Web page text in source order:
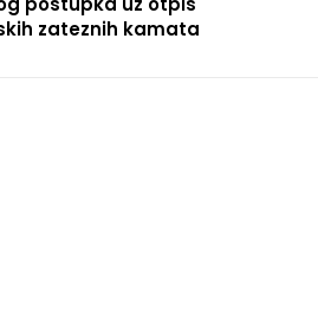
zateznih kamata